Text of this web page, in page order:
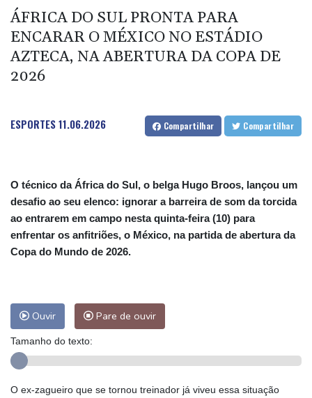
Líder supremo e presidente do Irã têm encontro raro
Bruno Guimarães se apresenta à torcida do Arsenal
Irã exige que EUA aceite condições para reabrir Estreito de
Ormuz
ÁFRICA DO SUL PRONTA PARA
ENCARAR O MÉXICO NO ESTÁDIO
AZTECA, NA ABERTURA DA COPA DE
2026
ESPORTES11.06.2026 Compartilhar Compartilhar
O técnico da África do Sul, o belga Hugo Broos, lançou um
desafio ao seu elenco: ignorar a barreira de som da torcida
ao entrarem em campo nesta quinta-feira (10) para
enfrentar os anfitriões, o México, na partida de abertura da
Copa do Mundo de 2026.
Ouvir Pare de ouvir
Tamanho do texto:
O ex-zagueiro que se tornou treinador já viveu essa situação